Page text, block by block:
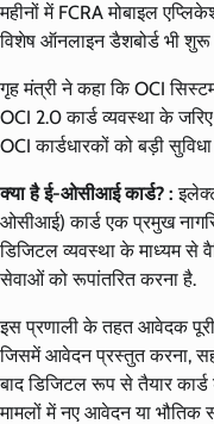
महीनों में FCRA मोबाइल
विशेष ऑनलाइन डैशबोर्ड भी शुरू
गृह मंत्री ने कहा कि OCI
OCI 2.0 कार्ड व्यवस्था के
OCI कार्डधारकों को बड़ी
क्या है ई-ओसीआई कार्ड? :
ओसीआई) कार्ड एक प्रमुख
डिजिटल व्यवस्था के माध्यम से
सेवाओं को रूपांतरित करना है.
इस प्रणाली के तहत आवेदक
जिसमें आवेदन प्रस्तुत करना,
बाद डिजिटल रूप से तैयार
मामलों में नए आवेदन या भौतिक